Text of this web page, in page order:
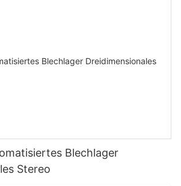
Blechlager
Stereo